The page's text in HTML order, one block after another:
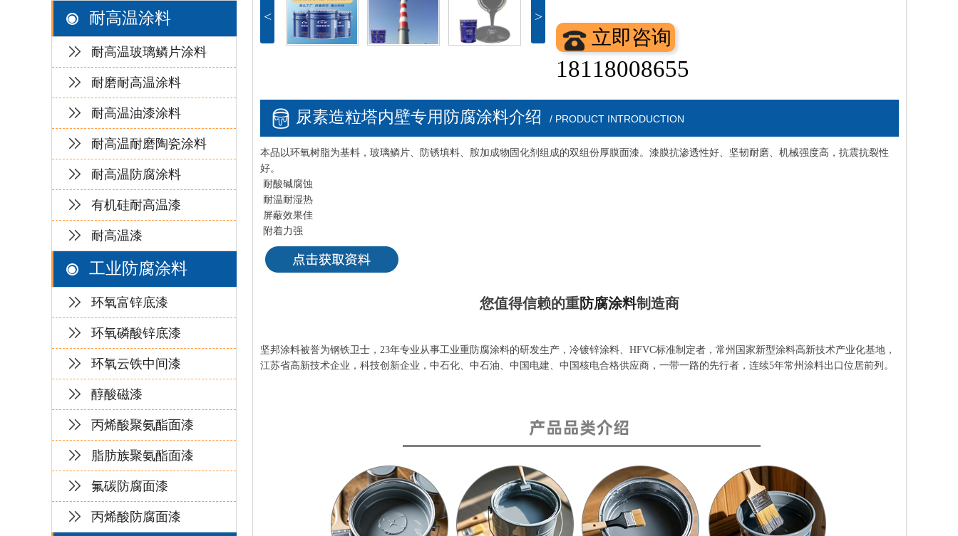
< >
立即咨询
18118008655
尿素造粒塔内壁专用防腐涂料介绍 / PRODUCT INTRODUCTION
本品以环氧树脂为基料，玻璃鳞片、防锈填料、胺加成物固化剂组成的双组份厚膜面漆。漆膜抗渗透性好、坚韧耐磨、机械强度高，抗震抗裂性
好。
耐酸碱腐蚀
耐温耐湿热
屏蔽效果佳
附着力强
您值得信赖的重防腐涂料制造商
坚邦涂料被誉为钢铁卫士，23年专业从事工业重防腐涂料的研发生产，冷镀锌涂料、HFVC标准制定者，常州国家新型涂料高新技术产业化基地，
江苏省高新技术企业，科技创新企业，中石化、中石油、中国电建、中国核电合格供应商，一带一路的先行者，连续5年常州涂料出口位居前列。
耐高温涂料
耐高温玻璃鳞片涂料
耐磨耐高温涂料
耐高温油漆涂料
耐高温耐磨陶瓷涂料
耐高温防腐涂料
有机硅耐高温漆
耐高温漆
工业防腐涂料
环氧富锌底漆
环氧磷酸锌底漆
环氧云铁中间漆
醇酸磁漆
丙烯酸聚氨酯面漆
脂肪族聚氨酯面漆
氟碳防腐面漆
丙烯酸防腐面漆